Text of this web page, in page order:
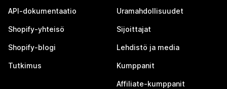
API-dokumentaatio
Shopify-yhteisö
Shopify-blogi
Tutkimus
Uramahdollisuudet
Sijoittajat
Lehdistö ja media
Kumppanit
Affiliate-kumppanit